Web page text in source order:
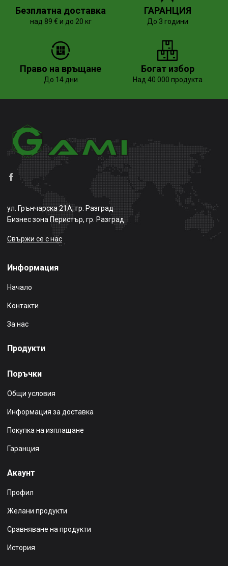
Безплатна доставка
над 89 € и до 20 кг
ГАРАНЦИЯ
До 3 години
Право на връщане
До 14 дни
Богат избор
Над 40 000 продукта
ул. Грънчарска 21А, гр. Разград
Бизнес зона Перистър, гр. Разград
Свържи се с нас
Информация
Начало
Контакти
За нас
Продукти
Поръчки
Общи условия
Информация за доставка
Покупка на изплащане
Гаранция
Акаунт
Профил
Желани продукти
Сравняване на продукти
История